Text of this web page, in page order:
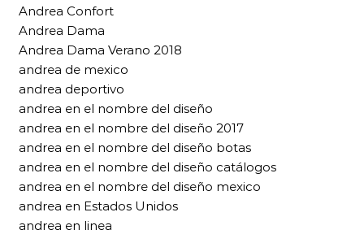
Andrea Confort
Andrea Dama
Andrea Dama Verano 2018
andrea de mexico
andrea deportivo
andrea en el nombre del diseño
andrea en el nombre del diseño 2017
andrea en el nombre del diseño botas
andrea en el nombre del diseño catálogos
andrea en el nombre del diseño mexico
andrea en Estados Unidos
andrea en linea